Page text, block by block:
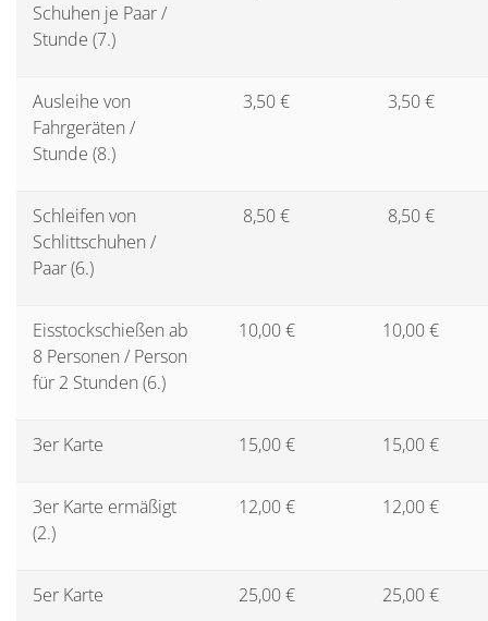
Schuhen je Paar /
Stunde (7.)
Ausleihe von
Fahrgeräten /
Stunde (8.)
3,50 € 3,50 €
Schleifen von
Schlittschuhen /
Paar (6.)
8,50 € 8,50 €
Eisstockschießen ab
8 Personen / Person
für 2 Stunden (6.)
10,00 € 10,00 €
3er Karte 15,00 € 15,00 €
3er Karte ermäßigt
(2.)
12,00 € 12,00 €
5er Karte 25,00 € 25,00 €